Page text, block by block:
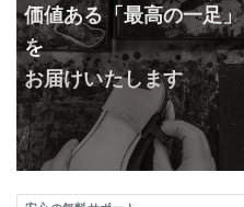
価値ある「最高の一足」
を
お届けいたします